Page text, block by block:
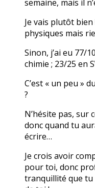
semaine, mais il
Je vais plutôt
physiques mais
Sinon, j’ai eu 77/
chimie ; 23/25 en
C’est « un peu »
?
N’hésite pas, sur
donc quand tu
écrire…
Je crois avoir
pour toi, donc
tranquillité que